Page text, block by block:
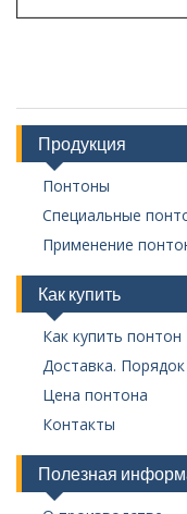
Продукция
Понтоны
Специальные
Применение
Как купить
Как купить понтон
Доставка.
Цена понтона
Контакты
Полезная